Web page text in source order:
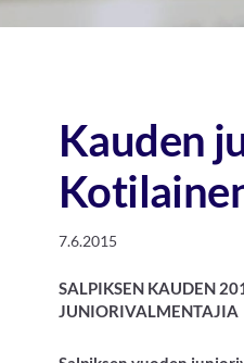
Kauden
7.6.2015
SALPIKSEN KAUDEN
JUNIORIVALMENTAJIA